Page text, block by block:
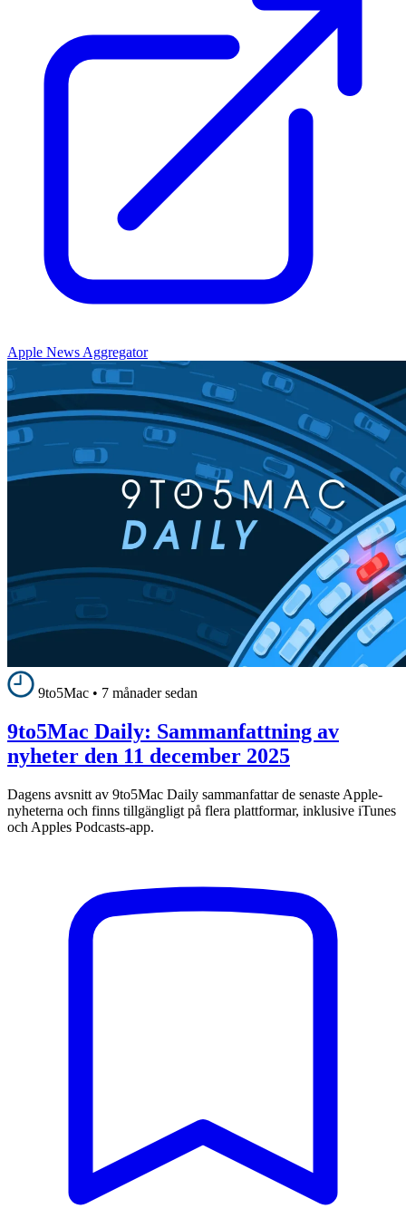
Apple News Aggregator
9to5Mac • 7 månader sedan
9to5Mac Daily: Sammanfattning av
nyheter den 11 december 2025
Dagens avsnitt av 9to5Mac Daily sammanfattar de senaste Apple-
nyheterna och finns tillgängligt på flera plattformar, inklusive iTunes
och Apples Podcasts-app.